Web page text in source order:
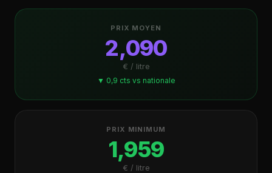
PRIX MOYEN
2,090
€ / litre
▼ 0,9 cts vs nationale
PRIX MINIMUM
1,959
€ / litre